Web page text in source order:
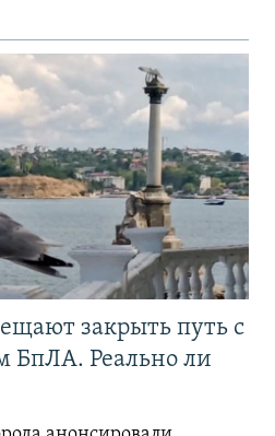
закрыть путь с
БпЛА. Реально ли